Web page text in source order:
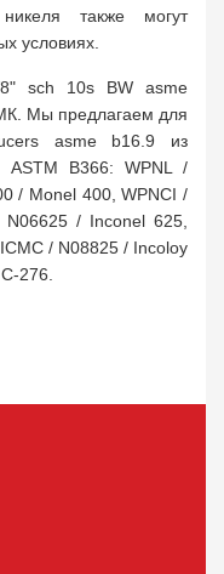
также могут
условиях.
8" sch 10s BW asme
Мы предлагаем для
asme b16.9 из
ASTM B366: WPNL /
/ Monel 400, WPNCI /
/ Inconel 625,
/ N08825 / Incoloy
276.